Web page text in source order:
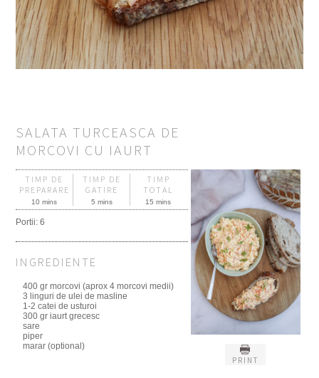
SALATA TURCEASCA DE
MORCOVI CU IAURT
PRINT
TIMP DE
PREPARARE
10 mins
TIMP DE
GATIRE
5 mins
TIMP
TOTAL
15 mins
Portii:6
INGREDIENTE
400 gr morcovi (aprox 4 morcovi medii)
3 linguri de ulei de masline
1-2 catei de usturoi
300 gr iaurt grecesc
sare
piper
marar (optional)